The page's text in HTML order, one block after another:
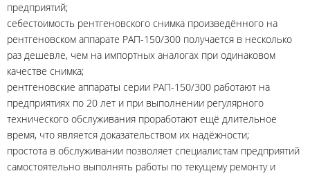
предприятий;
себестоимость рентгеновского снимка произведённого на
рентгеновском аппарате РАП-150/300 получается в несколько
раз дешевле, чем на импортных аналогах при одинаковом
качестве снимка;
рентгеновские аппараты серии РАП-150/300 работают на
предприятиях по 20 лет и при выполнении регулярного
технического обслуживания проработают ещё длительное
время, что является доказательством их надёжности;
простота в обслуживании позволяет специалистам предприятий
самостоятельно выполнять работы по текущему ремонту и